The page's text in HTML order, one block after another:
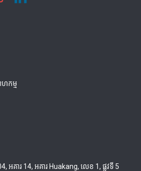
កម្ម
អគារ 14, អគារ Huakang, លេខ 1, ផ្លូវទី 5